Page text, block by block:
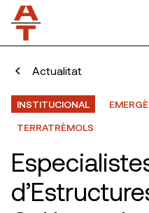
Actualitat
INSTITUCIONAL
TERRATRÈMOLS